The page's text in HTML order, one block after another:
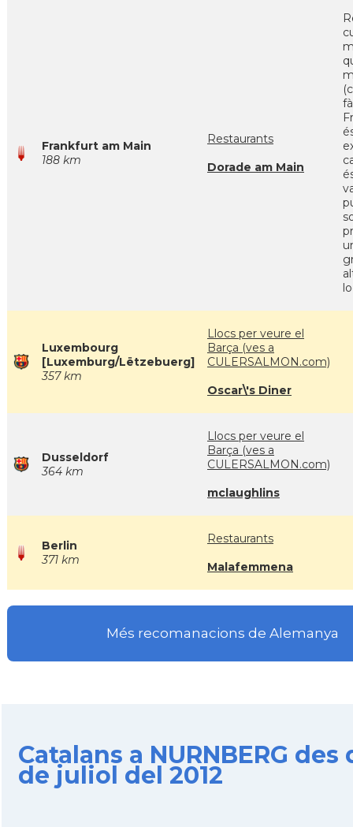
Frankfurt am Main
188 km
Restaurants
Dorade am Main
Luxembourg
[Luxemburg/Lëtzebuerg]
357 km
Llocs per veure el
Barça (ves a
CULERSALMON.com)
Oscar\'s Diner
Dusseldorf
364 km
Llocs per veure el
Barça (ves a
CULERSALMON.com)
mclaughlins
Berlin
371 km
Restaurants
Malafemmena
Més recomanacions de Alemanya
Catalans a NURNBERG des
de juliol del 2012